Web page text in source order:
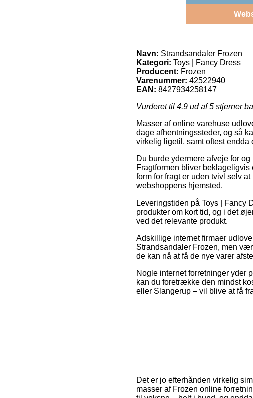
Navn: Strandsandaler Frozen
Kategori: Toys | Fancy Dress
Producent: Frozen
Varenummer: 42522940
EAN: 8427934258147
Vurderet til 4.9 ud af 5 stjerner
Masser af online varehuse
dage afhentningssteder, og så
virkelig ligetil, samt oftest
Du burde ydermere afveje for
Fragtformen bliver
form for fragt er uden tvivl selv
webshoppens hjemsted.
Leveringstiden på Toys | Fancy
produkter om kort tid, og i det
ved det relevante produkt.
Adskillige internet firmaer
Strandsandaler Frozen, men
de kan nå at få de nye varer
Nogle internet forretninger yder
kan du foretrække den mindst
eller Slangerup – vil blive at få
Det er jo efterhånden virkelig
masser af Frozen online